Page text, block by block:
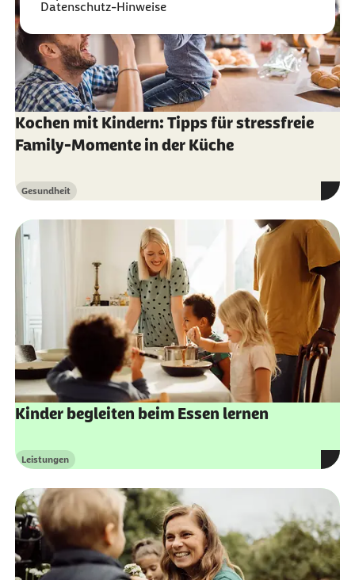
Datenschutz-Hinweise
Kochen mit Kindern: Tipps für stressfreie
Family-Momente in der Küche
Kategorie
Gesundheit
Kinder begleiten beim Essen lernen
Kategorie
Leistungen